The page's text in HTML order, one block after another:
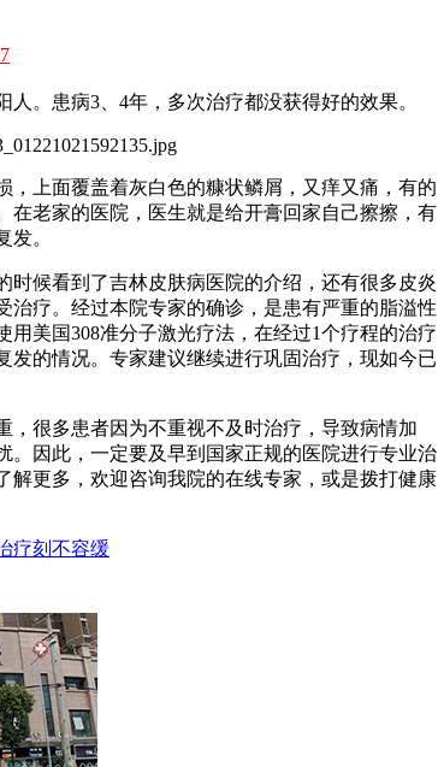
人。患病3、4年，多次治疗都没获得好的效果。
，上面覆盖着灰白色的糠状鳞屑，又痒又痛，有的
在老家的医院，医生就是给开膏回家自己擦擦，有
发。
时候看到了吉林皮肤病医院的介绍，还有很多皮炎
治疗。经过本院专家的确诊，是患有严重的脂溢性
用美国308准分子激光疗法，在经过1个疗程的治疗
发的情况。专家建议继续进行巩固治疗，现如今已
，很多患者因为不重视不及时治疗，导致病情加
。因此，一定要及早到国家正规的医院进行专业治
解更多，欢迎咨询我院的在线专家，或是拨打健康
疗刻不容缓